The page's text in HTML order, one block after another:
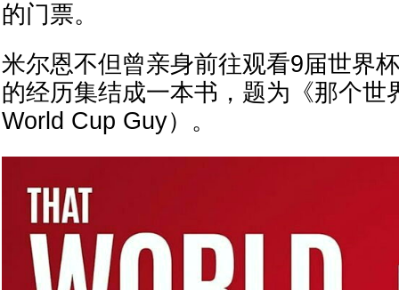
的门票。
米尔恩不但曾亲身前往观看9届世界
的经历集结成一本书，题为《那个世
World Cup Guy）。